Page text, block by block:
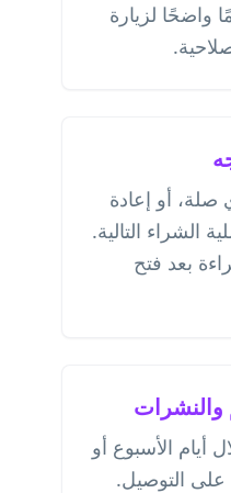
واضحًا لزيارة
أو إعادة
الشراء التالية.
بعد فتح
والنشرات
أيام الأسبوع أو
التوصيل.